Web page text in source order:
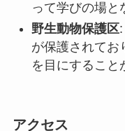
アクセス
シリンホト市内か
スを利用するのが